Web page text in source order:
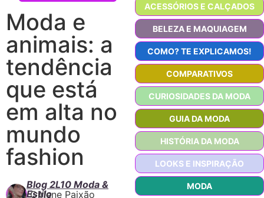
Moda e
animais: a
tendência
que está
em alta no
mundo
fashion
Blog 2L10 Moda &
Estilo
Girlene Paixão
ACESSÓRIOS E CALÇADOS
BELEZA E MAQUIAGEM
COMO? TE EXPLICAMOS!
COMPARATIVOS
CURIOSIDADES DA MODA
GUIA DA MODA
HISTÓRIA DA MODA
LOOKS E INSPIRAÇÃO
MODA